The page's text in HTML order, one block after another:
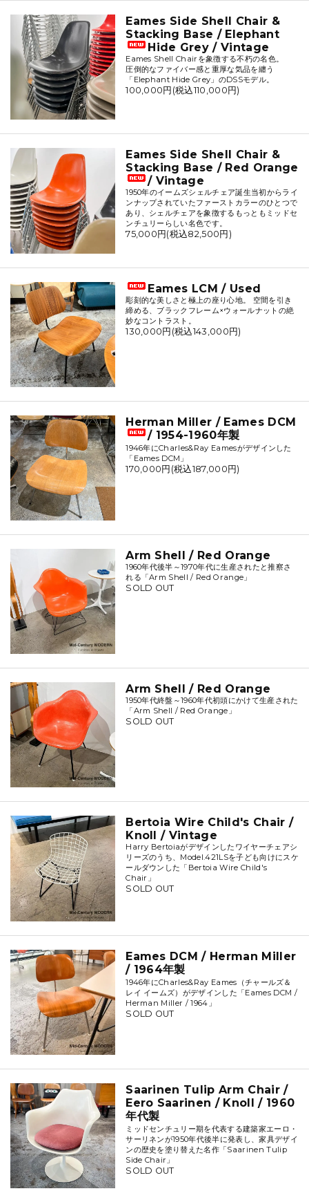
Eames Side Shell Chair &
Stacking Base / Elephant
Hide Grey / Vintage
Eames Shell Chairを象徴する不朽の名色。
圧倒的なファイバー感と重厚な気品を纏う
「Elephant Hide Grey」のDSSモデル。
100,000円(税込110,000円)
Eames Side Shell Chair &
Stacking Base / Red Orange
/ Vintage
1950年のイームズシェルチェア誕生当初からライ
ンナップされていたファーストカラーのひとつで
あり、シェルチェアを象徴するもっともミッドセ
ンチュリーらしい名色です。
75,000円(税込82,500円)
Eames LCM / Used
彫刻的な美しさと極上の座り心地。 空間を引き
締める、ブラックフレーム×ウォールナットの絶
妙なコントラスト。
130,000円(税込143,000円)
Herman Miller / Eames DCM
/ 1954-1960年製
1946年にCharles&Ray Eamesがデザインした
「Eames DCM」
170,000円(税込187,000円)
Arm Shell / Red Orange
1960年代後半～1970年代に生産されたと推察さ
れる「Arm Shell / Red Orange」
SOLD OUT
Arm Shell / Red Orange
1950年代終盤～1960年代初頭にかけて生産された
「Arm Shell / Red Orange」
SOLD OUT
Bertoia Wire Child's Chair /
Knoll / Vintage
Harry Bertoiaがデザインしたワイヤーチェアシ
リーズのうち、Model.421LSを子ども向けにスケ
ールダウンした「Bertoia Wire Child's
Chair」
SOLD OUT
Eames DCM / Herman Miller
/ 1964年製
1946年にCharles&Ray Eames（チャールズ＆
レイ イームズ）がデザインした「Eames DCM /
Herman Miller / 1964」
SOLD OUT
Saarinen Tulip Arm Chair /
Eero Saarinen / Knoll / 1960
年代製
ミッドセンチュリー期を代表する建築家エーロ・
サーリネンが1950年代後半に発表し、家具デザイ
ンの歴史を塗り替えた名作「Saarinen Tulip
Side Chair」
SOLD OUT